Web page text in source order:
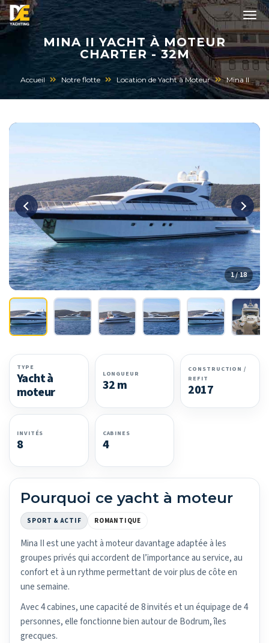
MINA II YACHT À MOTEUR
CHARTER - 32M
Accueil Notre flotte Location de Yacht à Moteur Mina II
1 / 18
TYPE
Yacht à
moteur
LONGUEUR
32 m
CONSTRUCTION /
REFIT
2017
INVITÉS
8
CABINES
4
Pourquoi ce yacht à moteur
SPORT & ACTIF ROMANTIQUE
Mina II est une yacht à moteur davantage adaptée à les
groupes privés qui accordent de l’importance au service, au
confort et à un rythme permettant de voir plus de côte en
une semaine.
Avec 4 cabines, une capacité de 8 invités et un équipage de 4
personnes, elle fonctionne bien autour de Bodrum, îles
grecques.